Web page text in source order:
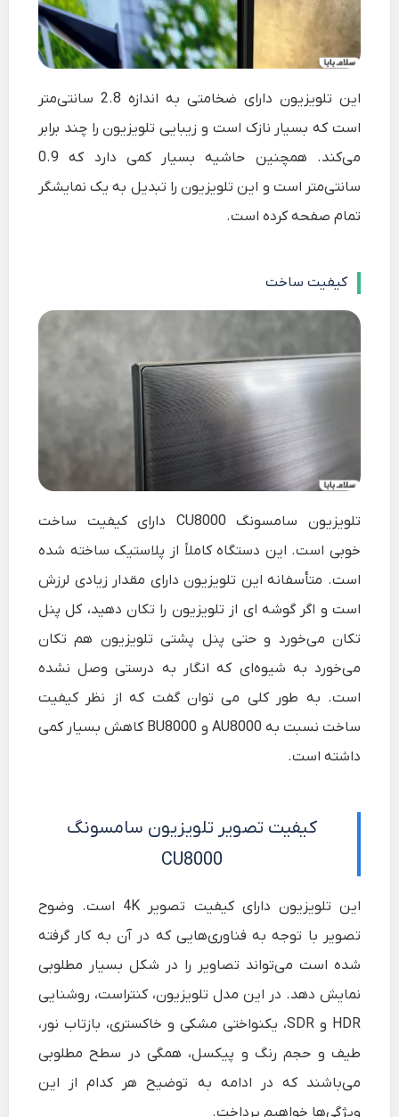
این تلویزیون دارای ضخامتی به اندازه 2.8 سانتی‌متر
است که بسیار نازک است و زیبایی تلویزیون را چند برابر
می‌کند. همچنین حاشیه بسیار کمی دارد که 0.9
سانتی‌متر است و این تلویزیون را تبدیل به یک نمایشگر
تمام صفحه کرده است.
کیفیت ساخت
تلویزیون سامسونگ CU8000 دارای کیفیت ساخت
خوبی است. این دستگاه کاملاً از پلاستیک ساخته شده
است. متأسفانه این تلویزیون دارای مقدار زیادی لرزش
است و اگر گوشه ای از تلویزیون را تکان دهید، کل پنل
تکان می‌خورد و حتی پنل پشتی تلویزیون هم تکان
می‌خورد به شیوه‌ای که انگار به درستی وصل نشده
است. به طور کلی می توان گفت که از نظر کیفیت
ساخت نسبت به AU8000 و BU8000 کاهش بسیار کمی
داشته است.
کیفیت تصویر تلویزیون سامسونگ
CU8000
این تلویزیون دارای کیفیت تصویر 4K است. وضوح
تصویر با توجه به فناوری‌هایی که در آن به کار گرفته
شده است می‌تواند تصاویر را در شکل بسیار مطلوبی
نمایش دهد. در این مدل تلویزیون، کنتراست، روشنایی
HDR و SDR، یکنواختی مشکی و خاکستری، بازتاب نور،
طیف و حجم رنگ و پیکسل، همگی در سطح مطلوبی
می‌باشند که در ادامه به توضیح هر کدام از این
ویژگی‌ها خواهیم پرداخت.